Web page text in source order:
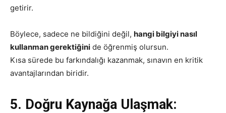
getirir.
Böylece, sadece ne bildiğini değil, hangi bilgiyi nasıl
kullanman gerektiğini de öğrenmiş olursun.
Kısa sürede bu farkındalığı kazanmak, sınavın en kritik
avantajlarından biridir.
5. Doğru Kaynağa Ulaşmak: